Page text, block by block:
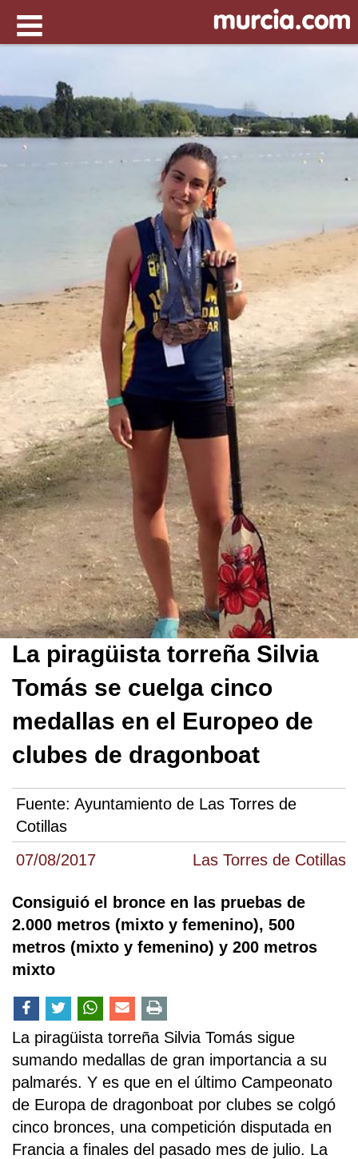
07/08/2017 Las Torres de Cotillas
La piragüista torreña Silvia
Tomás se cuelga cinco
medallas en el Europeo de
clubes de dragonboat
Fuente: Ayuntamiento de Las Torres de
Cotillas
Consiguió el bronce en las pruebas de
2.000 metros (mixto y femenino), 500
metros (mixto y femenino) y 200 metros
mixto
La piragüista torreña Silvia Tomás sigue
sumando medallas de gran importancia a su
palmarés. Y es que en el último Campeonato
de Europa de dragonboat por clubes se colgó
cinco bronces, una competición disputada en
Francia a finales del pasado mes de julio. La